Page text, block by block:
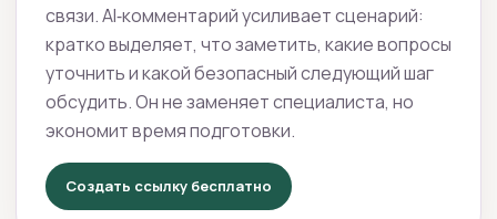
связи. AI‑комментарий усиливает сценарий:
кратко выделяет, что заметить, какие вопросы
уточнить и какой безопасный следующий шаг
обсудить. Он не заменяет специалиста, но
экономит время подготовки.
Создать ссылку бесплатно